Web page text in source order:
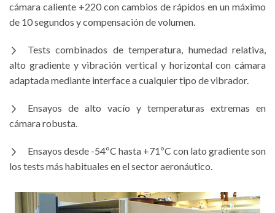
cámara caliente +220 con cambios de rápidos en un máximo
de 10 segundos y compensación de volumen.
Tests combinados de temperatura, humedad relativa,
alto gradiente y vibración vertical y horizontal con cámara
adaptada mediante interface a cualquier tipo de vibrador.
Ensayos de alto vacío y temperaturas extremas en
cámara robusta.
Ensayos desde -54ºC hasta +71ºC con lato gradiente son
los tests más habituales en el sector aeronáutico.